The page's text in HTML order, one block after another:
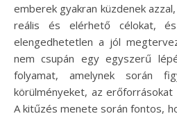
emberek gyakran küzdenek
reális és elérhető célokat,
elengedhetetlen a jól
nem csupán egy egyszerű
folyamat, amelynek során
körülményeket, az erőforrásokat
A kitűzés menete során fontos,